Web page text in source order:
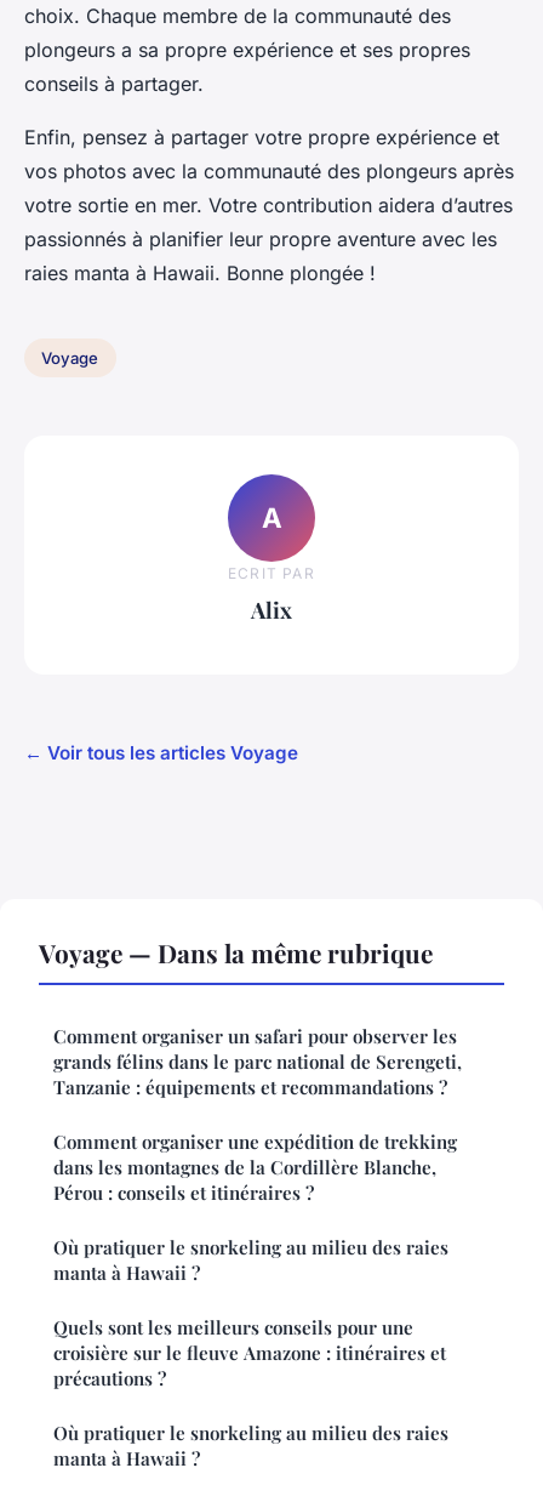
choix. Chaque membre de la communauté des
plongeurs a sa propre expérience et ses propres
conseils à partager.
Enfin, pensez à partager votre propre expérience et
vos photos avec la communauté des plongeurs après
votre sortie en mer. Votre contribution aidera d’autres
passionnés à planifier leur propre aventure avec les
raies manta à Hawaii. Bonne plongée !
Voyage
A
ECRIT PAR
Alix
← Voir tous les articles Voyage
Voyage — Dans la même rubrique
Comment organiser un safari pour observer les
grands félins dans le parc national de Serengeti,
Tanzanie : équipements et recommandations ?
Comment organiser une expédition de trekking
dans les montagnes de la Cordillère Blanche,
Pérou : conseils et itinéraires ?
Où pratiquer le snorkeling au milieu des raies
manta à Hawaii ?
Quels sont les meilleurs conseils pour une
croisière sur le fleuve Amazone : itinéraires et
précautions ?
Où pratiquer le snorkeling au milieu des raies
manta à Hawaii ?